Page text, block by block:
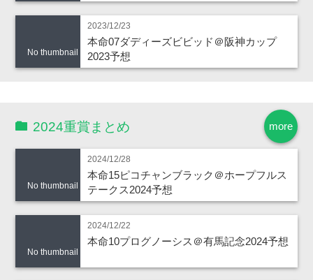
No thumbnail
2023/12/23
本命07ダディーズビビッド＠阪神カップ
2023予想
more
2024重賞まとめ
No thumbnail
2024/12/28
本命15ピコチャンブラック＠ホープフルス
テークス2024予想
No thumbnail
2024/12/22
本命10プログノーシス＠有馬記念2024予想